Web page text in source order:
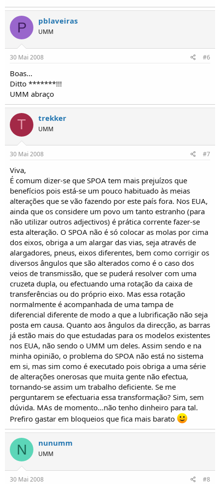
P pblaveiras
UMM
30 Mai 2008 #6
Boas...
Ditto *******!!!
UMM abraço
T trekker
UMM
30 Mai 2008 #7
Viva,
É comum dizer-se que SPOA tem mais prejuízos que
benefícios pois está-se um pouco habituado às meias
alterações que se vão fazendo por este país fora. Nos EUA,
ainda que os considere um povo um tanto estranho (para
não utilizar outros adjectivos) é prática corrente fazer-se
esta alteração. O SPOA não é só colocar as molas por cima
dos eixos, obriga a um alargar das vias, seja através de
alargadores, pneus, eixos diferentes, bem como corrigir os
diversos ângulos que são alterados como é o caso dos
veios de transmissão, que se puderá resolver com uma
cruzeta dupla, ou efectuando uma rotação da caixa de
transferências ou do próprio eixo. Mas essa rotação
normalmente é acompanhada de uma tampa de
diferencial diferente de modo a que a lubrificação não seja
posta em causa. Quanto aos ângulos da direcção, as barras
já estão mais do que estudadas para os modelos existentes
nos EUA, não sendo o UMM um deles. Assim sendo e na
minha opinião, o problema do SPOA não está no sistema
em si, mas sim como é executado pois obriga a uma série
de alterações onerosas que muita gente não efectua,
tornando-se assim um trabalho deficiente. Se me
perguntarem se efectuaria essa transformação? Sim, sem
dúvida. MAs de momento...não tenho dinheiro para tal.
Prefiro gastar em bloqueios que fica mais barato
N nunumm
UMM
30 Mai 2008 #8